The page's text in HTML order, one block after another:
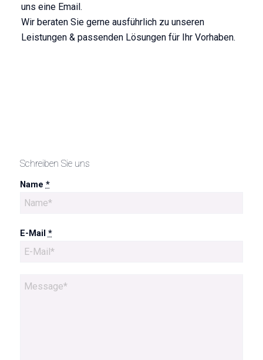
uns eine Email.
Wir beraten Sie gerne ausführlich zu unseren
Leistungen & passenden Lösungen für Ihr Vorhaben.
Schreiben Sie uns
Name *
E-Mail *